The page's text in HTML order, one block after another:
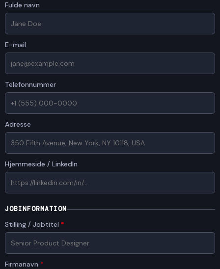
Fulde navn
E-mail
Telefonnummer
Adresse
Hjemmeside / LinkedIn
JOBINFORMATION
Stilling / Jobtitel *
Firmanavn *